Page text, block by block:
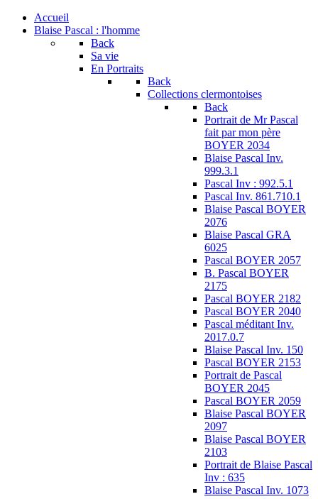
Accueil
Blaise Pascal : l'homme
Back
Sa vie
En Portraits
Back
Collections clermontoises
Back
Portrait de Mr Pascal
fait par mon père
BOYER 2034
Blaise Pascal Inv.
999.3.1
Pascal Inv : 992.5.1
Pascal Inv. 861.710.1
Blaise Pascal BOYER
2076
Blaise Pascal GRA
6025
Pascal BOYER 2057
B. Pascal BOYER
2175
Pascal BOYER 2182
Pascal BOYER 2040
Pascal méditant Inv.
2017.0.7
Blaise Pascal Inv. 150
Pascal BOYER 2153
Portrait de Pascal
BOYER 2045
Pascal BOYER 2059
Blaise Pascal BOYER
2097
Blaise Pascal BOYER
2103
Portrait de Blaise Pascal
Inv : 635
Blaise Pascal Inv. 1073